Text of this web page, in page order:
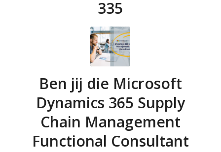
335
Ben jij die Microsoft
Dynamics 365 Supply
Chain Management
Functional Consultant